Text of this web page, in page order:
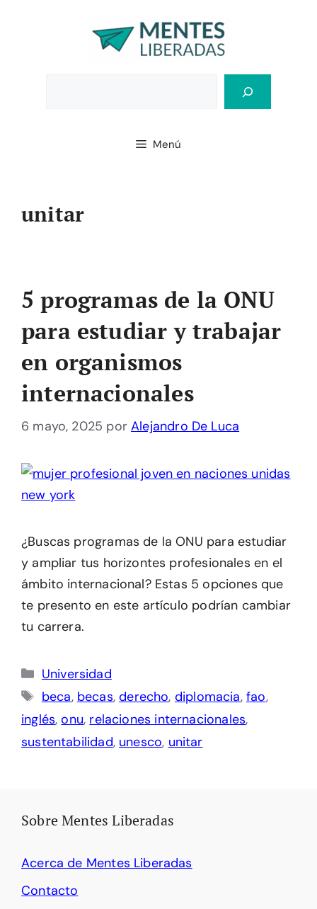
Menú
unitar
5 programas de la ONU
para estudiar y trabajar
en organismos
internacionales
6 mayo, 2025 porAlejandro De Luca
¿Buscas programas de la ONU para estudiar
y ampliar tus horizontes profesionales en el
ámbito internacional? Estas 5 opciones que
te presento en este artículo podrían cambiar
tu carrera.
Categorías
Universidad
Etiquetas
beca, becas,derecho, diplomacia,fao,
inglés,onu, relaciones internacionales,
sustentabilidad, unesco, unitar
Sobre Mentes Liberadas
Acerca de Mentes Liberadas
Contacto